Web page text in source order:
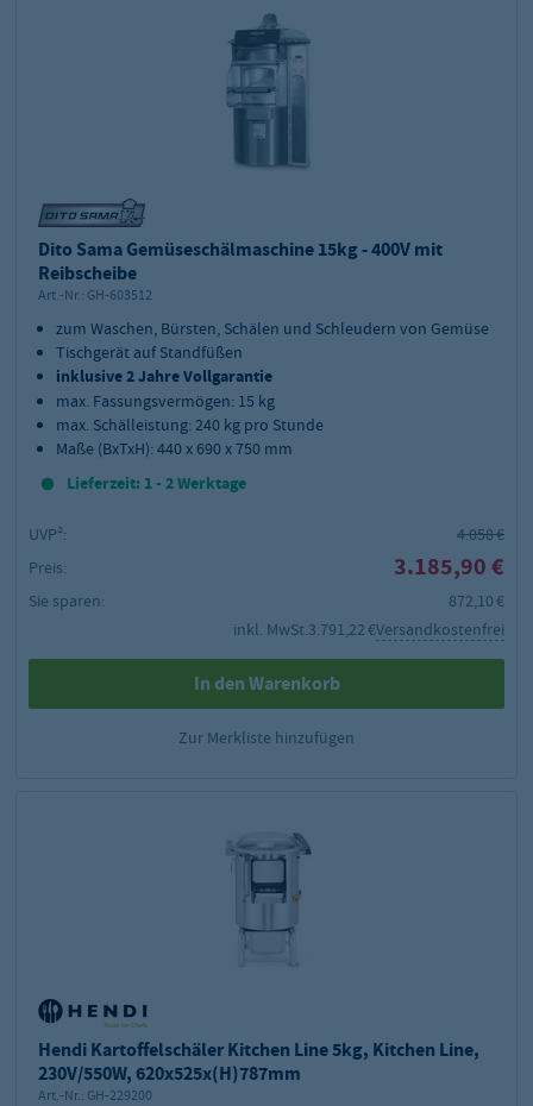
Dito Sama Gemüseschälmaschine 15kg - 400V mit
Reibscheibe
Art.-Nr.: GH-603512
zum Waschen, Bürsten, Schälen und Schleudern von Gemüse
Tischgerät auf Standfüßen
inklusive 2 Jahre Vollgarantie
max. Fassungsvermögen: 15 kg
max. Schälleistung: 240 kg pro Stunde
Maße (BxTxH): 440 x 690 x 750 mm
Lieferzeit: 1 - 2 Werktage
UVP²:
4.058 €
Preis:
3.185,90 €
Sie sparen:
872,10 €
inkl. MwSt.3.791,22 €Versandkostenfrei
In den Warenkorb
Zur Merkliste hinzufügen
Hendi Kartoffelschäler Kitchen Line 5kg, Kitchen Line,
230V/550W, 620x525x(H)787mm
Art.-Nr.: GH-229200